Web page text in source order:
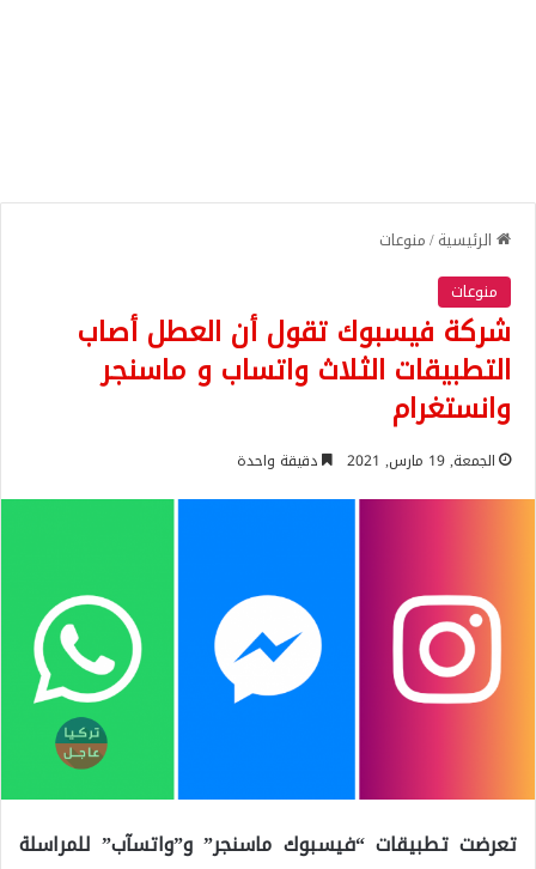
الرئيسية/منوعات
منوعات
شركة فيسبوك تقول أن العطل أصاب
التطبيقات الثلاث واتساب و ماسنجر
وانستغرام
الجمعة, 19 مارس, 2021 دقيقة واحدة
تعرضت تطبيقات “فيسبوك ماسنجر” و”واتسآب” للمراسلة